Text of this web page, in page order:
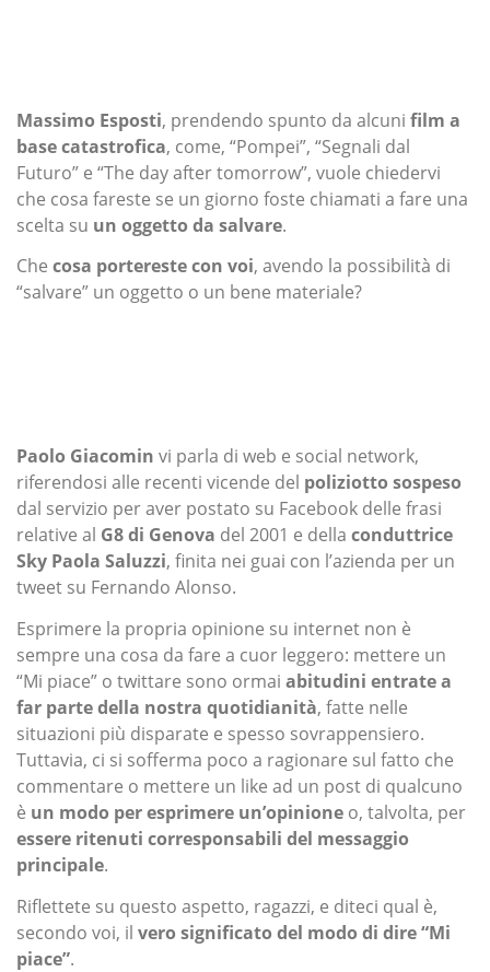
Massimo Esposti, prendendo spunto da alcuni film a
base catastrofica, come, “Pompei”, “Segnali dal
Futuro” e “The day after tomorrow”, vuole chiedervi
che cosa fareste se un giorno foste chiamati a fare una
scelta su un oggetto da salvare.
Che cosa portereste con voi, avendo la possibilità di
“salvare” un oggetto o un bene materiale?
Paolo Giacomin vi parla di web e social network,
riferendosi alle recenti vicende del poliziotto sospeso
dal servizio per aver postato su Facebook delle frasi
relative al G8 di Genova del 2001 e della conduttrice
Sky Paola Saluzzi, finita nei guai con l’azienda per un
tweet su Fernando Alonso.
Esprimere la propria opinione su internet non è
sempre una cosa da fare a cuor leggero: mettere un
“Mi piace” o twittare sono ormai abitudini entrate a
far parte della nostra quotidianità, fatte nelle
situazioni più disparate e spesso sovrappensiero.
Tuttavia, ci si sofferma poco a ragionare sul fatto che
commentare o mettere un like ad un post di qualcuno
è un modo per esprimere un’opinione o, talvolta, per
essere ritenuti corresponsabili del messaggio
principale.
Riflettete su questo aspetto, ragazzi, e diteci qual è,
secondo voi, il vero significato del modo di dire “Mi
piace”.